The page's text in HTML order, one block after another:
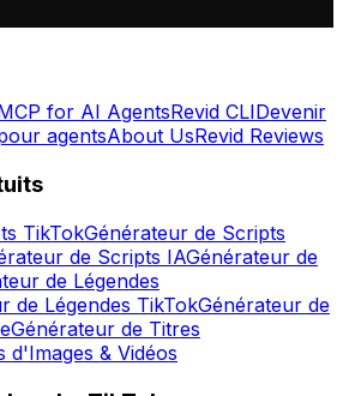
for AI AgentsRevid CLIDevenir
agentsAbout UsRevid Reviews
TikTokGénérateur de Scripts
de Scripts IAGénérateur de
de Légendes
de Légendes TikTokGénérateur de
Générateur de Titres
d'Images & Vidéos